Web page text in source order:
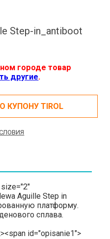
Step-in_antiboot
городе товар
другие.
КУПОНУ TIROL
Aguille Step in
платформу.
сплава.
id="opisanie1">